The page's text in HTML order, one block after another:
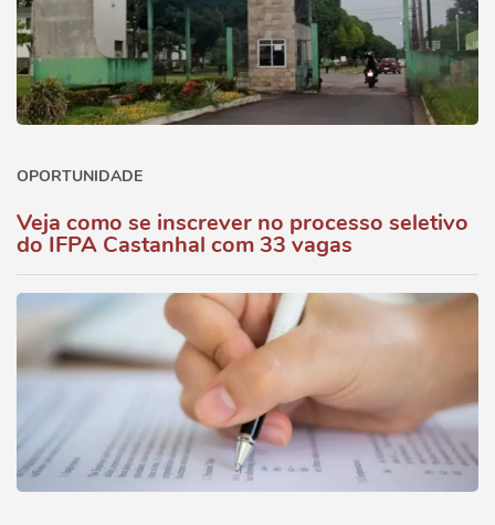
OPORTUNIDADE
Veja como se inscrever no processo seletivo
do IFPA Castanhal com 33 vagas